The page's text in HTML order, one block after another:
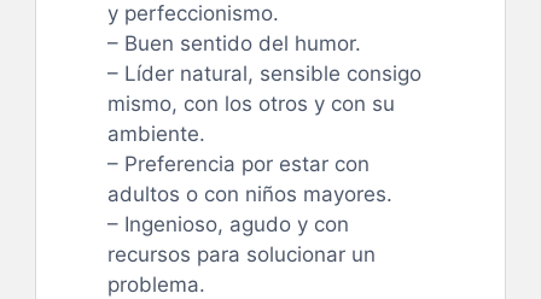
y perfeccionismo.
– Buen sentido del humor.
– Líder natural, sensible consigo
mismo, con los otros y con su
ambiente.
– Preferencia por estar con
adultos o con niños mayores.
– Ingenioso, agudo y con
recursos para solucionar un
problema.